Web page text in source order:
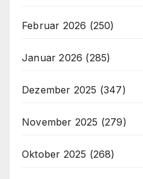
Februar 2026 (250)
Januar 2026 (285)
Dezember 2025 (347)
November 2025 (279)
Oktober 2025 (268)